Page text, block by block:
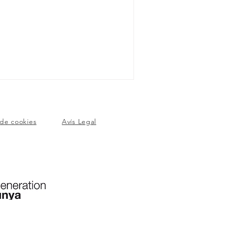
protagonista de la 6a
gimcana infantil pels
cookies Avís Legal